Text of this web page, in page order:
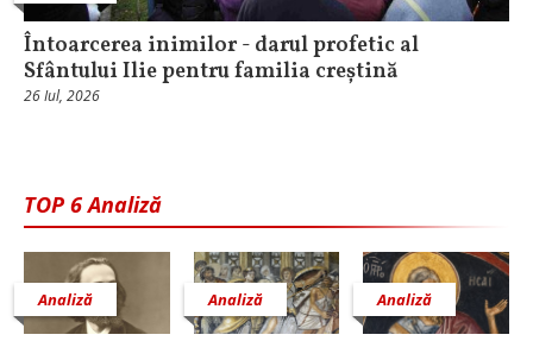
Întoarcerea inimilor - darul profetic al
Sfântului Ilie pentru familia creștină
26 Iul, 2026
TOP 6 Analiză
Analiză Analiză Analiză